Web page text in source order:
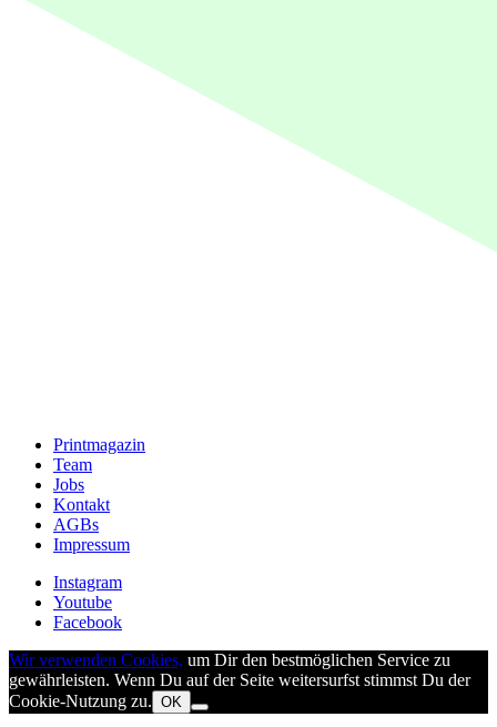
Printmagazin
Team
Jobs
Kontakt
AGBs
Impressum
Instagram
Youtube
Facebook
Wir verwenden Cookies, um Dir den bestmöglichen Service zu
gewährleisten. Wenn Du auf der Seite weitersurfst stimmst Du der
Cookie-Nutzung zu. OK